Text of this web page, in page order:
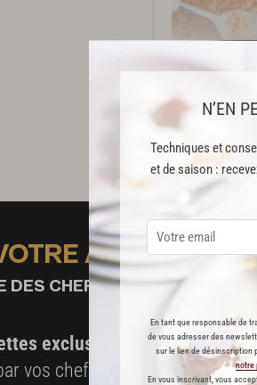
N’EN
Techniques et
et de saison :
En tant que responsable de
de vous adresser des
sur le lien de désinscription
notre
En vous inscrivant, vous
Cette recette est
Cette recette
DES CHEFS, ENFIN
exclusives
vos chefs préférés